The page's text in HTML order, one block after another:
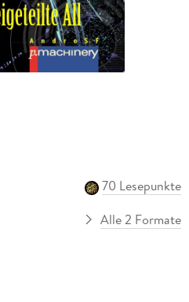
70 Lesepunkte
Alle 2 Formate